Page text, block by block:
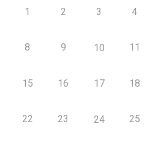
1 2 3 4
8 9 10 11
15 16 17 18
22 23 24 25